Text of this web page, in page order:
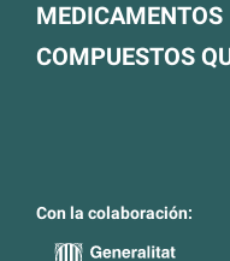
MEDICAMENTOS
COMPUESTOS
Con la colaboración: